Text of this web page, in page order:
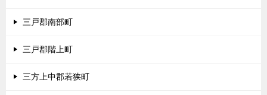
三戸郡南部町
三戸郡階上町
三方上中郡若狭町